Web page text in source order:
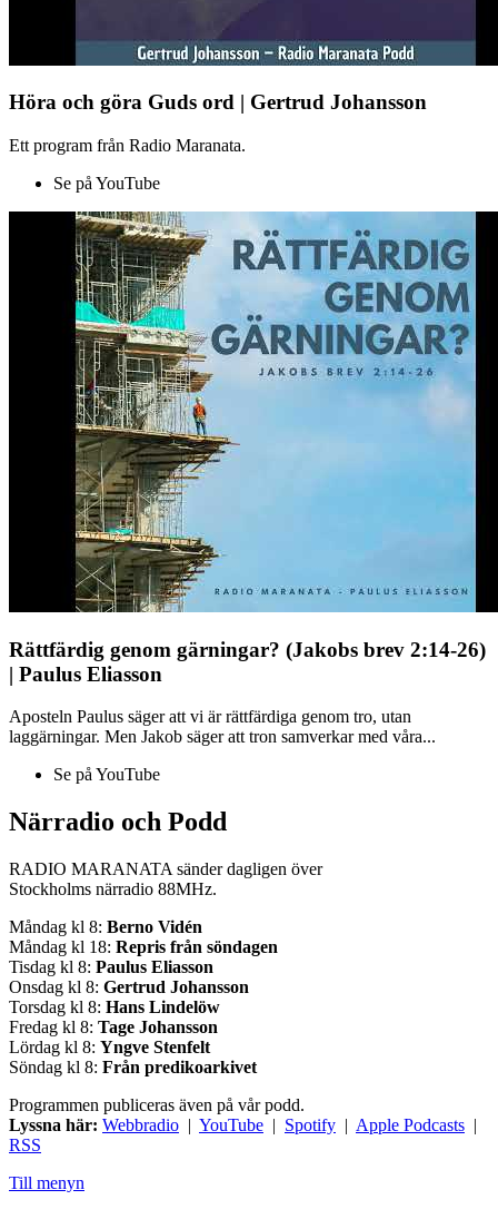
Höra och göra Guds ord | Gertrud Johansson
Ett program från Radio Maranata.
Se på YouTube
Rättfärdig genom gärningar? (Jakobs brev 2:14-26)
| Paulus Eliasson
Aposteln Paulus säger att vi är rättfärdiga genom tro, utan
laggärningar. Men Jakob säger att tron samverkar med våra...
Se på YouTube
Närradio och Podd
RADIO MARANATA sänder dagligen över
Stockholms närradio 88MHz.
Måndag kl 8: Berno Vidén
Måndag kl 18: Repris från söndagen
Tisdag kl 8: Paulus Eliasson
Onsdag kl 8: Gertrud Johansson
Torsdag kl 8: Hans Lindelöw
Fredag kl 8: Tage Johansson
Lördag kl 8: Yngve Stenfelt
Söndag kl 8: Från predikoarkivet
Programmen publiceras även på vår podd.
Lyssna här: Webbradio | YouTube | Spotify | Apple Podcasts |
RSS
Till menyn